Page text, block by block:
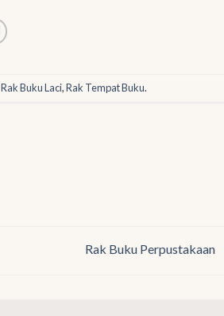
Rak Buku Laci,Rak Tempat Buku.
Rak Buku Perpustakaan